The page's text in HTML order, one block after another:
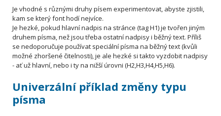
Je vhodné s různými druhy písem experimentovat, abyste zjistili,
kam se který font hodí nejvíce.
Je hezké, pokud hlavní nadpis na stránce (tag H1) je tvořen jiným
druhem písma, než jsou třeba ostatní nadpisy i běžný text. Příliš
se nedoporučuje používat speciální písma na běžný text (kvůli
možné zhoršené čitelnosti), je ale hezké si takto vyzdobit nadpisy
- ať už hlavní, nebo i ty na nižší úrovni (H2,H3,H4,H5,H6).
Univerzální příklad změny typu
písma